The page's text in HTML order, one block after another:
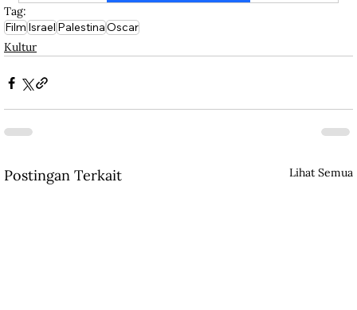
Tag:
FilmIsraelPalestinaOscar
Kultur
Postingan Terkait Lihat Semua